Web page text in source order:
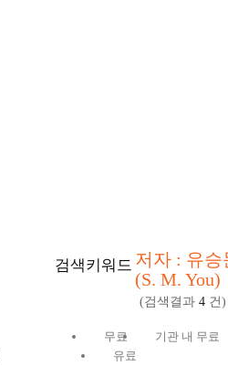
검색키워드 저자 : 유승
(S. M. You)
(검색결과 4 건)
무료
기관 내 무료
유료